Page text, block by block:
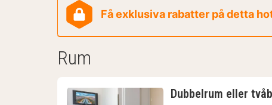
Få exklusiva rabatter på detta
Rum
Dubbelrum eller